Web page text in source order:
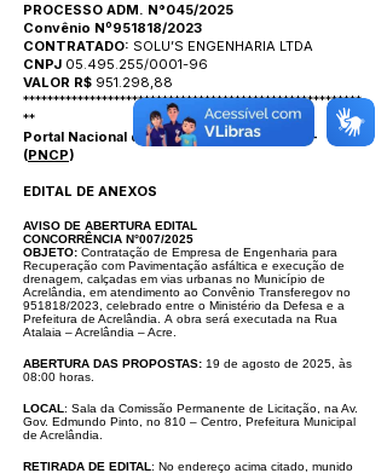
PROCESSO ADM. N°045/2025
Convênio Nº951818/2023
CONTRATADO: SOLU’S ENGENHARIA LTDA
CNPJ 05.495.255/0001-96
VALOR R$ 951.298,88
********************************************************
**
Portal Nacional de Contratações Públicas -
(PNCP)
EDITAL DE ANEXOS
AVISO DE ABERTURA EDITAL
CONCORRÊNCIA N°007/2025
OBJETO: Contratação de Empresa de Engenharia para
Recuperação com Pavimentação asfáltica e execução de
drenagem, calçadas em vias urbanas no Município de
Acrelândia, em atendimento ao Convênio Transferegov no
951818/2023, celebrado entre o Ministério da Defesa e a
Prefeitura de Acrelândia. A obra será executada na Rua
Atalaia – Acrelândia – Acre.
ABERTURA DAS PROPOSTAS: 19 de agosto de 2025, às
08:00 horas.
LOCAL: Sala da Comissão Permanente de Licitação, na Av.
Gov. Edmundo Pinto, no 810 – Centro, Prefeitura Municipal
de Acrelândia.
RETIRADA DE EDITAL: No endereço acima citado, munido